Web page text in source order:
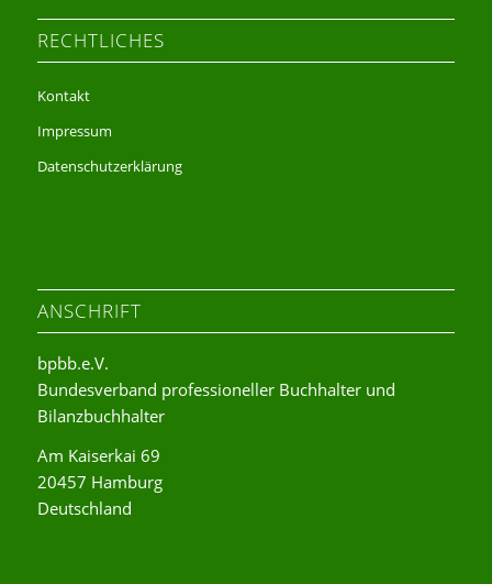
RECHTLICHES
Kontakt
Impressum
Datenschutzerklärung
ANSCHRIFT
bpbb.e.V.
Bundesverband professioneller Buchhalter und
Bilanzbuchhalter
Am Kaiserkai 69
20457 Hamburg
Deutschland